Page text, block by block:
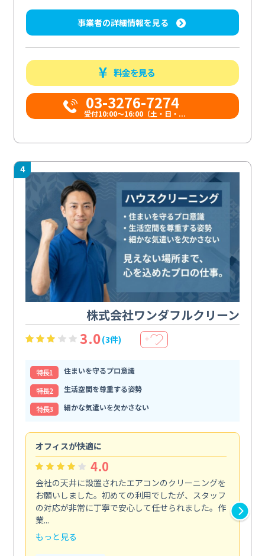
事業者の詳細情報を見る
料金を見る
03-3276-7274
受付10:00〜16:00（土・日・...
4
株式会社ワンダフルクリーン
3.0(3件) ＋
特⻑1
住まいを守るプロ意識
特⻑2
生活空間を尊重する姿勢
特⻑3
細かな気遣いを欠かさない
オフィスが快適に
4.0
会社の天井に設置されたエアコンのクリーニングを
お願いしました。初めての利用でしたが、スタッフ
の対応が非常に丁寧で安心して任せられました。作
業...
もっと見る